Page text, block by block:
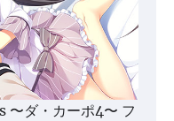
ダ・カーポ4〜 フ